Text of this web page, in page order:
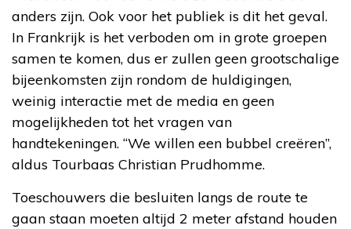
anders zijn. Ook voor het publiek is dit het geval.
In Frankrijk is het verboden om in grote groepen
samen te komen, dus er zullen geen grootschalige
bijeenkomsten zijn rondom de huldigingen,
weinig interactie met de media en geen
mogelijkheden tot het vragen van
handtekeningen. “We willen een bubbel creëren”,
aldus Tourbaas Christian Prudhomme.
Toeschouwers die besluiten langs de route te
gaan staan moeten altijd 2 meter afstand houden